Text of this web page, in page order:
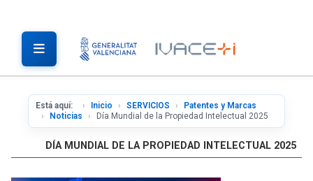
Está aquí: Inicio SERVICIOS
Patentes y Marcas
Noticias
Día Mundial de la Propiedad Intelectual 2025
DÍA MUNDIAL DE LA PROPIEDAD INTELECTUAL 2025